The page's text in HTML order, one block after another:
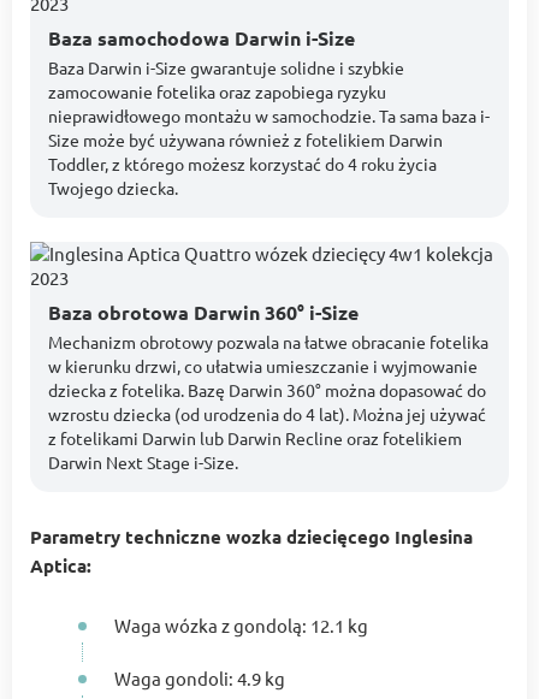
Baza samochodowa Darwin i-Size
Baza Darwin i-Size gwarantuje solidne i szybkie
zamocowanie fotelika oraz zapobiega ryzyku
nieprawidłowego montażu w samochodzie. Ta sama baza i-
Size może być używana również z fotelikiem Darwin
Toddler, z którego możesz korzystać do 4 roku życia
Twojego dziecka.
Baza obrotowa Darwin 360° i-Size
Mechanizm obrotowy pozwala na łatwe obracanie fotelika
w kierunku drzwi, co ułatwia umieszczanie i wyjmowanie
dziecka z fotelika. Bazę Darwin 360° można dopasować do
wzrostu dziecka (od urodzenia do 4 lat). Można jej używać
z fotelikami Darwin lub Darwin Recline oraz fotelikiem
Darwin Next Stage i-Size.
Parametry techniczne wozka dziecięcego Inglesina
Aptica:
Waga wózka z gondolą: 12.1 kg
Waga gondoli: 4.9 kg